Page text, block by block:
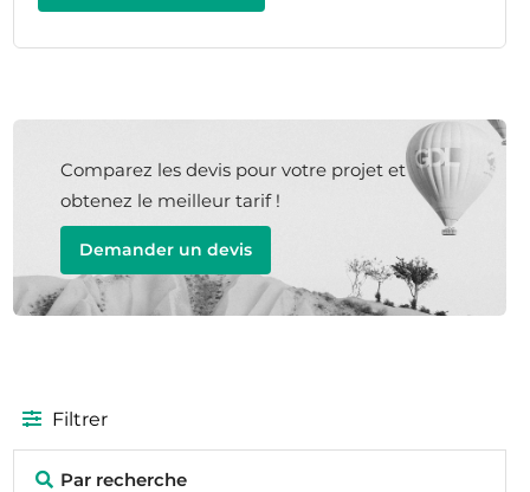
Comparez les devis pour votre projet et
obtenez le meilleur tarif !
Demander un devis
Filtrer
Par recherche